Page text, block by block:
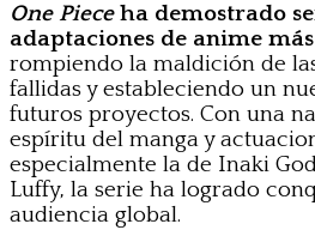
One Pieceha demostrado
adaptaciones de anime
rompiendo la maldición de
fallidas y estableciendo un
futuros proyectos. Con una
espíritu del manga y
especialmente la de Inaki
Luffy, la serie ha logrado
audiencia global.